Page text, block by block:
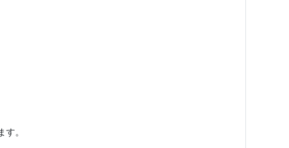
す。